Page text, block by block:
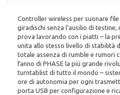
Controller wireless per suonare
giradischi senza l'ausilio di testine,
prova lavorando con i piatti – la
unita allo stesso livello di stabilità
totale assenza di rumble e rumori
fanno di PHASE la più grande
turntablist di tutto il mondo –
ore di autonomia per ogni
porta USB per configurazione e